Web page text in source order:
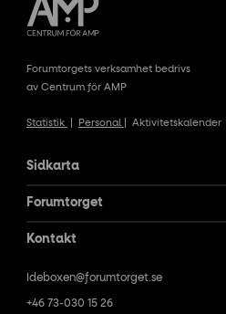
Forumtorgets verksamhet bedrivs
av Centrum för AMP
Statistik Personal Aktivitetskalender
Sidkarta
Forumtorget
Kontakt
Ideboxen@forumtorget.se
+46 73-030 15 26